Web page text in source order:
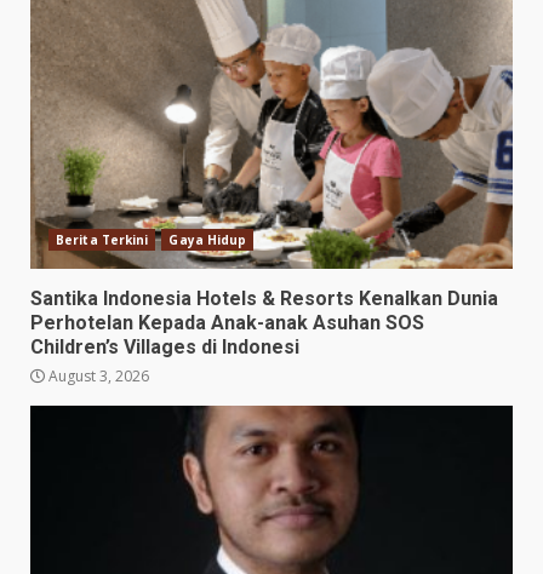
Berita Terkini Gaya Hidup
Santika Indonesia Hotels & Resorts Kenalkan Dunia
Perhotelan Kepada Anak-anak Asuhan SOS
Children’s Villages di Indonesi
August 3, 2026